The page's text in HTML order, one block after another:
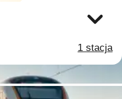
1 stacja